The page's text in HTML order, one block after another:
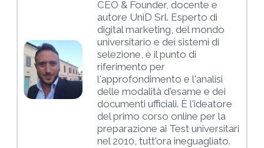
CEO & Founder, docente e
autore UniD Srl. Esperto di
digital marketing, del mondo
universitario e dei sistemi di
selezione, è il punto di
riferimento per
l'approfondimento e l'analisi
delle modalità d'esame e dei
documenti ufficiali. È l'ideatore
del primo corso online per la
preparazione ai Test universitari
nel 2010, tutt'ora ineguagliato.